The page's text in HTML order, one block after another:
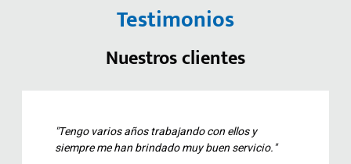
Testimonios
Nuestros clientes
años trabajando con ellos y
han brindado muy buen servicio."